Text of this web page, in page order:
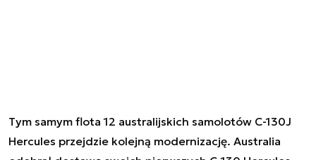
Tym samym flota 12 australijskich samolotów C-130J
Hercules przejdzie kolejną modernizację. Australia